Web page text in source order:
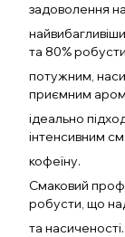
задоволення
та 80%
потужним,
приємним
ідеально
інтенсивним
кофеїну.
Смаковий
робусти, що
та насиченості.